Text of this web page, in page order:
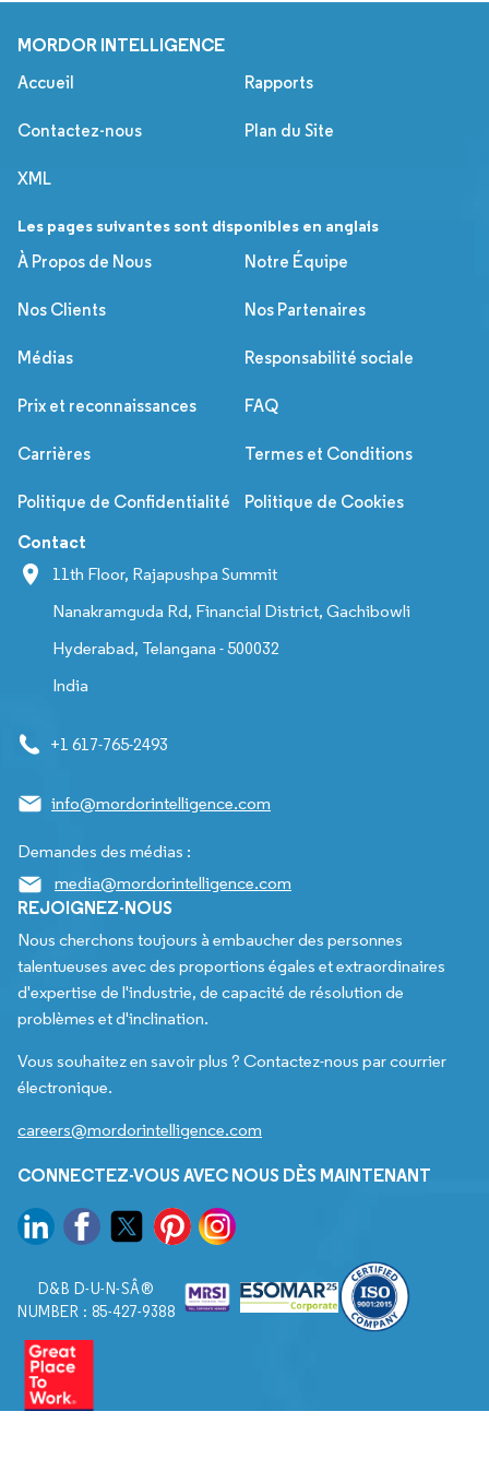
MORDOR INTELLIGENCE
Accueil Rapports
Contactez-nous Plan du Site
XML
Les pages suivantes sont disponibles en anglais
À Propos de Nous
Notre Équipe
Nos Clients Nos Partenaires
Médias Responsabilité sociale
Prix et reconnaissances FAQ
Carrières Termes et Conditions
Politique de Confidentialité Politique de Cookies
Contact
11th Floor, Rajapushpa Summit
Nanakramguda Rd, Financial District, Gachibowli
Hyderabad, Telangana - 500032
India
+1 617-765-2493
info@mordorintelligence.com
Demandes des médias :
media@mordorintelligence.com
REJOIGNEZ-NOUS
Nous cherchons toujours à embaucher des personnes
talentueuses avec des proportions égales et extraordinaires
d'expertise de l'industrie, de capacité de résolution de
problèmes et d'inclination.
Vous souhaitez en savoir plus ? Contactez-nous par courrier
électronique.
careers@mordorintelligence.com
CONNECTEZ-VOUS AVEC NOUS DÈS MAINTENANT
D&B D-U-N-SÂ®
NUMBER : 85-427-9388